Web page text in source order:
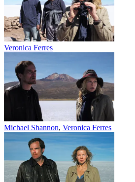
Veronica Ferres
Michael Shannon, Veronica Ferres